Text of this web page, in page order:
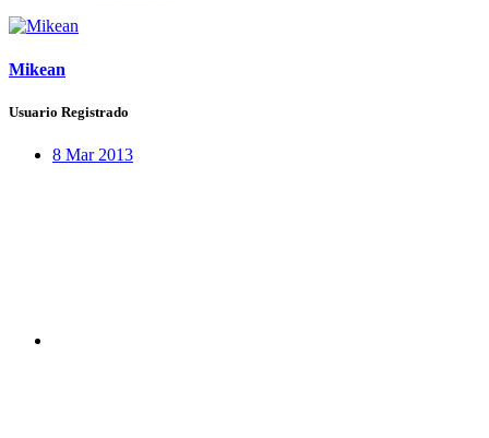
Mikean
Usuario Registrado
8 Mar 2013